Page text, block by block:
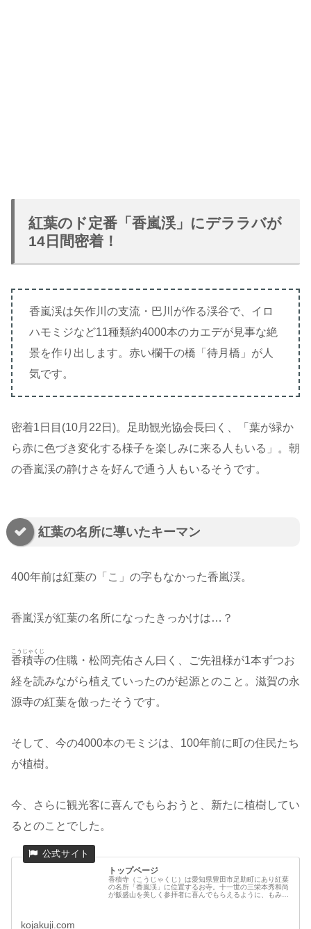
紅葉のド定番「香嵐渓」にデララバが
14日間密着！
香嵐渓は矢作川の支流・巴川が作る渓谷で、イロ
ハモミジなど11種類約4000本のカエデが見事な絶
景を作り出します。赤い欄干の橋「待月橋」が人
気です。
密着1日目(10月22日)。足助観光協会長曰く、「葉が緑か
ら赤に色づき変化する様子を楽しみに来る人もいる」。朝
の香嵐渓の静けさを好んで通う人もいるそうです。
紅葉の名所に導いたキーマン
400年前は紅葉の「こ」の字もなかった香嵐渓。
香嵐渓が紅葉の名所になったきっかけは…？
香積寺
こうじゃくじ
の住職・松岡亮佑さん曰く、ご先祖様が1本ずつお
経を読みながら植えていったのが起源とのこと。滋賀の永
源寺の紅葉を倣ったそうです。
そして、今の4000本のモミジは、100年前に町の住民たち
が植樹。
今、さらに観光客に喜んでもらおうと、新たに植樹してい
るとのことでした。
トップページ
香積寺（こうじゃくじ）は愛知県豊田市足助町にあり紅葉
の名所「香嵐渓」に位置するお寺。十一世の三栄本秀和尚
が飯盛山を美しく参拝者に喜んでもらえるように、もみじ
kojakuji.com